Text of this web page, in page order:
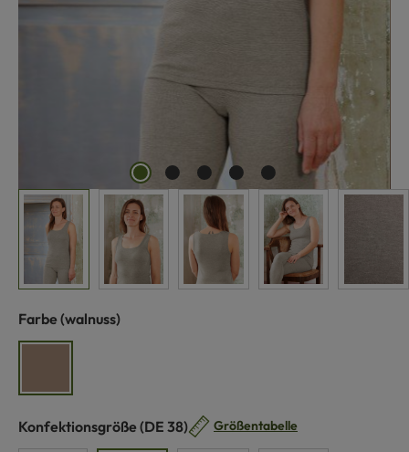
Farbe auswählen
(walnuss)
Konfektionsgröße auswählen
(DE 38) Größentabelle